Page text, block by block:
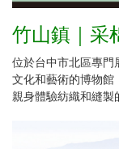
竹山鎮｜采
位於台中市北區專門
文化和藝術的博物館
親身體驗紡織和縫製